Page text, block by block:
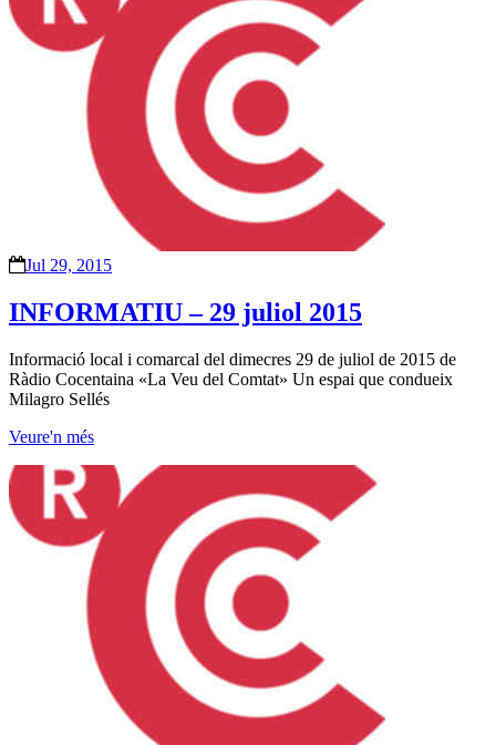
Jul 29, 2015
INFORMATIU – 29 juliol 2015
Informació local i comarcal del dimecres 29 de juliol de 2015 de
Ràdio Cocentaina «La Veu del Comtat» Un espai que condueix
Milagro Sellés
Veure'n més